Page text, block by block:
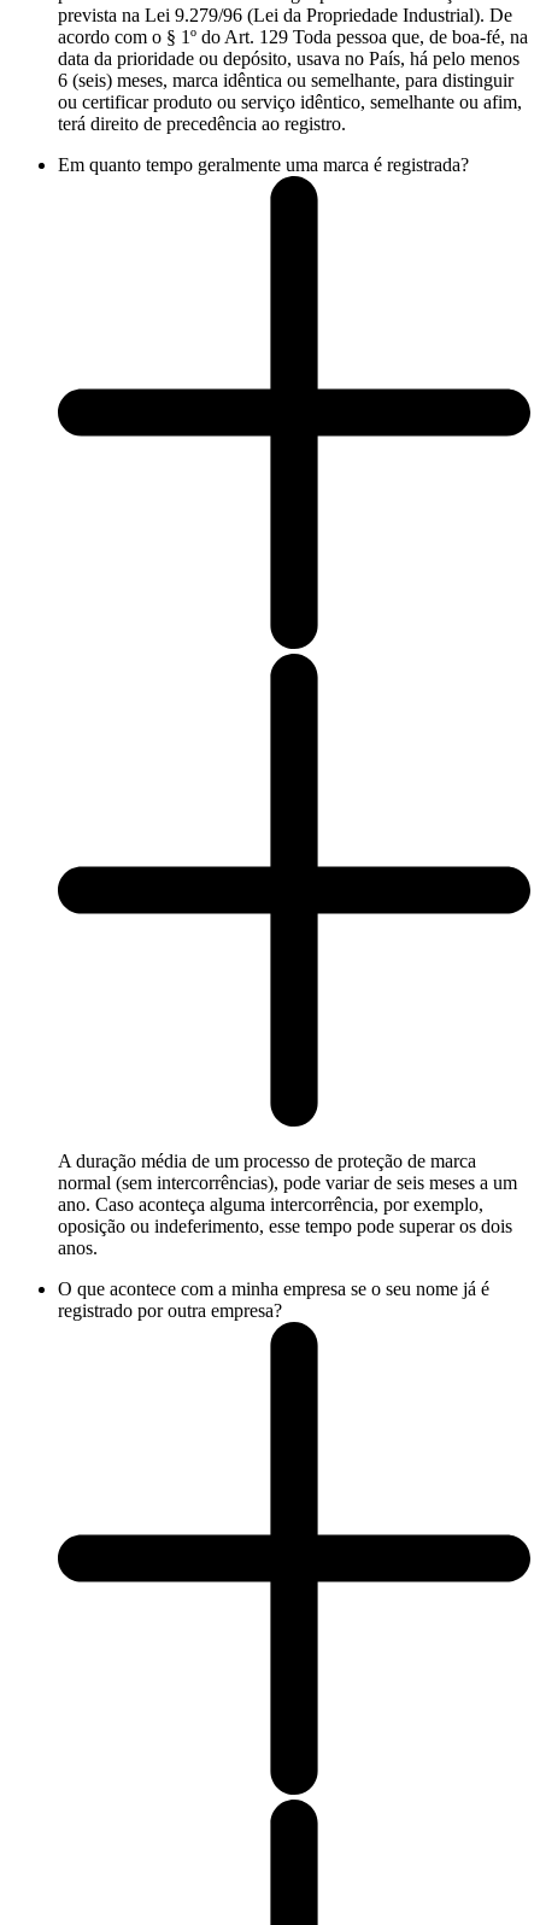
prevista na Lei 9.279/96 (Lei da Propriedade Industrial). De
acordo com o § 1º do Art. 129 Toda pessoa que, de boa-fé, na
data da prioridade ou depósito, usava no País, há pelo menos
6 (seis) meses, marca idêntica ou semelhante, para distinguir
ou certificar produto ou serviço idêntico, semelhante ou afim,
terá direito de precedência ao registro.
Em quanto tempo geralmente uma marca é registrada?
A duração média de um processo de proteção de marca
normal (sem intercorrências), pode variar de seis meses a um
ano. Caso aconteça alguma intercorrência, por exemplo,
oposição ou indeferimento, esse tempo pode superar os dois
anos.
O que acontece com a minha empresa se o seu nome já é
registrado por outra empresa?